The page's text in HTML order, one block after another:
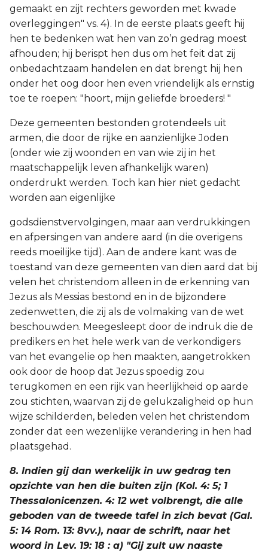
gemaakt en zijt rechters geworden met kwade
overleggingen" vs. 4). In de eerste plaats geeft hij
hen te bedenken wat hen van zo’n gedrag moest
afhouden; hij berispt hen dus om het feit dat zij
onbedachtzaam handelen en dat brengt hij hen
onder het oog door hen even vriendelijk als ernstig
toe te roepen: "hoort, mijn geliefde broeders! "
Deze gemeenten bestonden grotendeels uit
armen, die door de rijke en aanzienlijke Joden
(onder wie zij woonden en van wie zij in het
maatschappelijk leven afhankelijk waren)
onderdrukt werden. Toch kan hier niet gedacht
worden aan eigenlijke
godsdienstvervolgingen, maar aan verdrukkingen
en afpersingen van andere aard (in die overigens
reeds moeilijke tijd). Aan de andere kant was de
toestand van deze gemeenten van dien aard dat bij
velen het christendom alleen in de erkenning van
Jezus als Messias bestond en in de bijzondere
zedenwetten, die zij als de volmaking van de wet
beschouwden. Meegesleept door de indruk die de
predikers en het hele werk van de verkondigers
van het evangelie op hen maakten, aangetrokken
ook door de hoop dat Jezus spoedig zou
terugkomen en een rijk van heerlijkheid op aarde
zou stichten, waarvan zij de gelukzaligheid op hun
wijze schilderden, beleden velen het christendom
zonder dat een wezenlijke verandering in hen had
plaatsgehad.
8. Indien gij dan werkelijk in uw gedrag ten
opzichte van hen die buiten zijn (Kol. 4: 5; 1
Thessalonicenzen. 4: 12 wet volbrengt, die alle
geboden van de tweede tafel in zich bevat (Gal.
5: 14 Rom. 13: 8vv.), naar de schrift, naar het
woord in Lev. 19: 18 : a) "Gij zult uw naaste